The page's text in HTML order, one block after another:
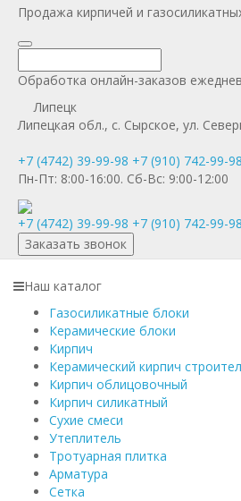
Продажа кирпичей и
Обработка онлайн-заказов
Липецк
Липецкая обл., с. Сырское, ул.
+7 (4742) 39-99-98 +7 (910) 742-99-98
Пн-Пт: 8:00-16:00. Сб-Вс: 9:00-12:00
+7 (4742) 39-99-98 +7 (910) 742-99-98
Заказать звонок
Наш каталог
Газосиликатные блоки
Керамические блоки
Кирпич
Керамический кирпич
Кирпич облицовочный
Кирпич силикатный
Сухие смеси
Утеплитель
Тротуарная плитка
Арматура
Сетка